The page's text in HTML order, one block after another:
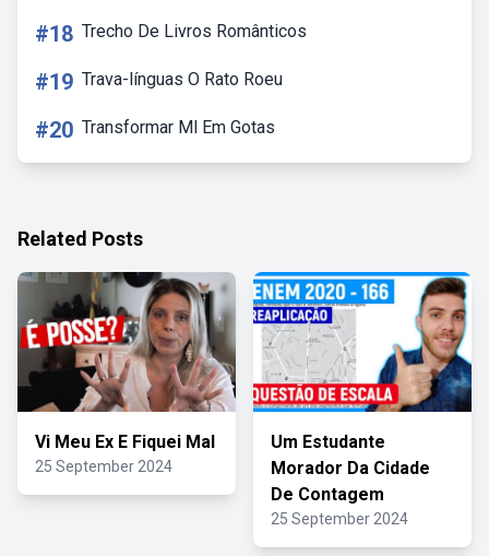
#18 Trecho De Livros Românticos
#19 Trava-línguas O Rato Roeu
#20 Transformar Ml Em Gotas
Related Posts
Vi Meu Ex E Fiquei Mal
25 September 2024
Um Estudante
Morador Da Cidade
De Contagem
25 September 2024